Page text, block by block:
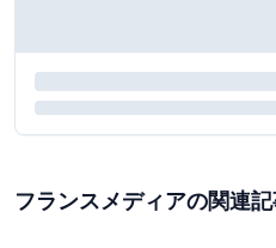
フランスメディアの関連